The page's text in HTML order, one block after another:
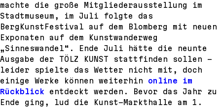
machte die große Mitgliederausstellung im
Stadtmuseum, im Juli folgte das
BergKunstFestival auf dem Blomberg mit neuen
Exponaten auf dem Kunstwanderweg
„Sinneswandel“. Ende Juli hätte die neunte
Ausgabe der TÖLZ KUNST stattfinden sollen –
leider spielte das Wetter nicht mit, doch
einige Werke können weiterhin online im
Rückblick
entdeckt werden. Bevor das Jahr zu
Ende ging, lud die Kunst-Markthalle am 1.